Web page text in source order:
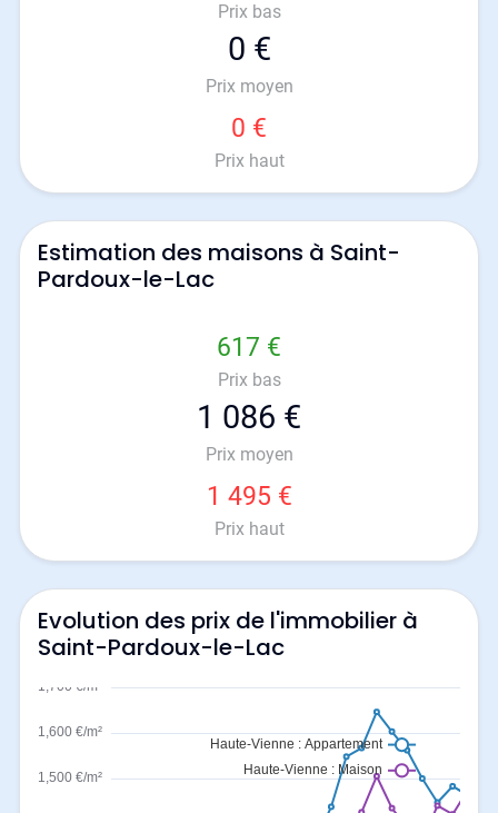
Prix bas
0 €
Prix moyen
0 €
Prix haut
Estimation des maisons à Saint-
Pardoux-le-Lac
617 €
Prix bas
1 086 €
Prix moyen
1 495 €
Prix haut
Evolution des prix de l'immobilier à
Saint-Pardoux-le-Lac